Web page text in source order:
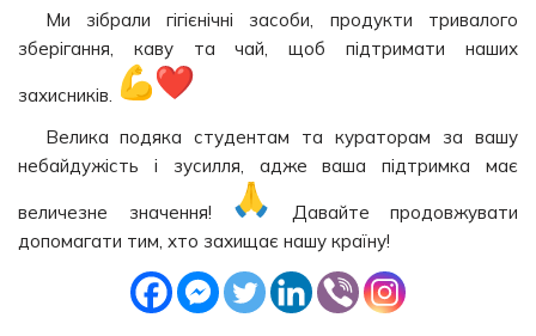
Ми зібрали гігієнічні засоби, продукти тривалого
зберігання, каву та чай, щоб підтримати наших
захисників.
Велика подяка студентам та кураторам за вашу
небайдужість і зусилля, адже ваша підтримка має
величезне значення!
Давайте продовжувати
допомагати тим, хто захищає нашу країну!